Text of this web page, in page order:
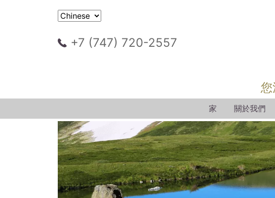
+7 (747) 720-2557
家 關於我們